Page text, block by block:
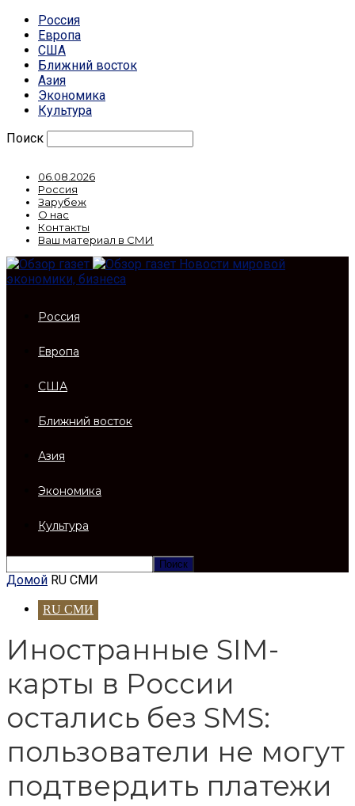
Россия
Европа
США
Ближний восток
Азия
Экономика
Культура
Поиск
06.08.2026
Россия
Зарубеж
О нас
Контакты
Ваш материал в СМИ
Новости мировой
экономики, бизнеса
Россия
Европа
США
Ближний восток
Азия
Экономика
Культура
Домой RU СМИ
RU СМИ
Иностранные SIM-
карты в России
остались без SMS:
пользователи не могут
подтвердить платежи